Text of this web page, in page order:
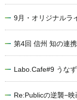
9月・オリジナルラ
第4回 信州 知の連
Labo.Cafe#9 うな
Re:Publicの逆襲−